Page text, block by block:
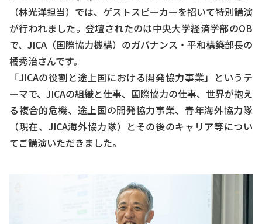
（林光洋担当）では、ゲストスピーカーを招いて特別講演
が行われました。登壇されたのは中央大学経済学部のOB
で、JICA（国際協力機構）のガバナンス・平和構築部長の
橘秀治さんです。
「JICAの役割と途上国における開発協力事業」というテ
ーマで、JICAの組織と仕事、国際協力の仕事、世界が抱え
る複合的危機、途上国の開発協力事業、青年海外協力隊
（現在、JICA海外協力隊）とその後のキャリア等につい
てご講演いただきました。